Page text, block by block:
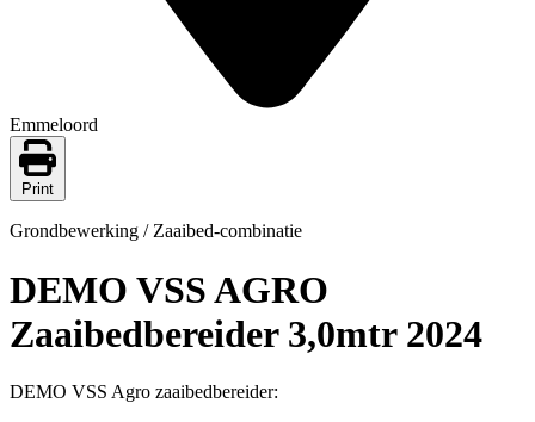
Emmeloord
Print
Grondbewerking / Zaaibed-combinatie
DEMO VSS AGRO
Zaaibedbereider 3,0mtr 2024
DEMO VSS Agro zaaibedbereider: